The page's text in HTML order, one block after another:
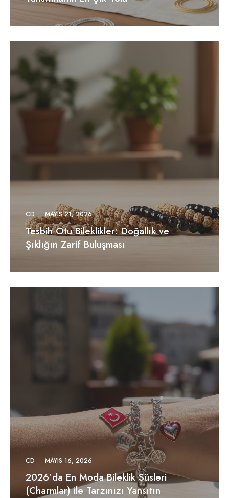
CD MAYIS 21, 2026
Tesbih Otu Bileklikler: Doğallık ve
Şıklığın Zarif Buluşması
CD MAYIS 16, 2026
2026’da En Moda Bileklik Süsleri
(Charmlar) ile Tarzınızı Yansıtın